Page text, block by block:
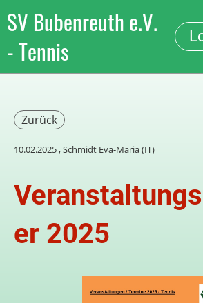
SV Bubenreuth e.V.
- Tennis
Zurück
10.02.2025, Schmidt Eva-Maria (IT)
er 2025